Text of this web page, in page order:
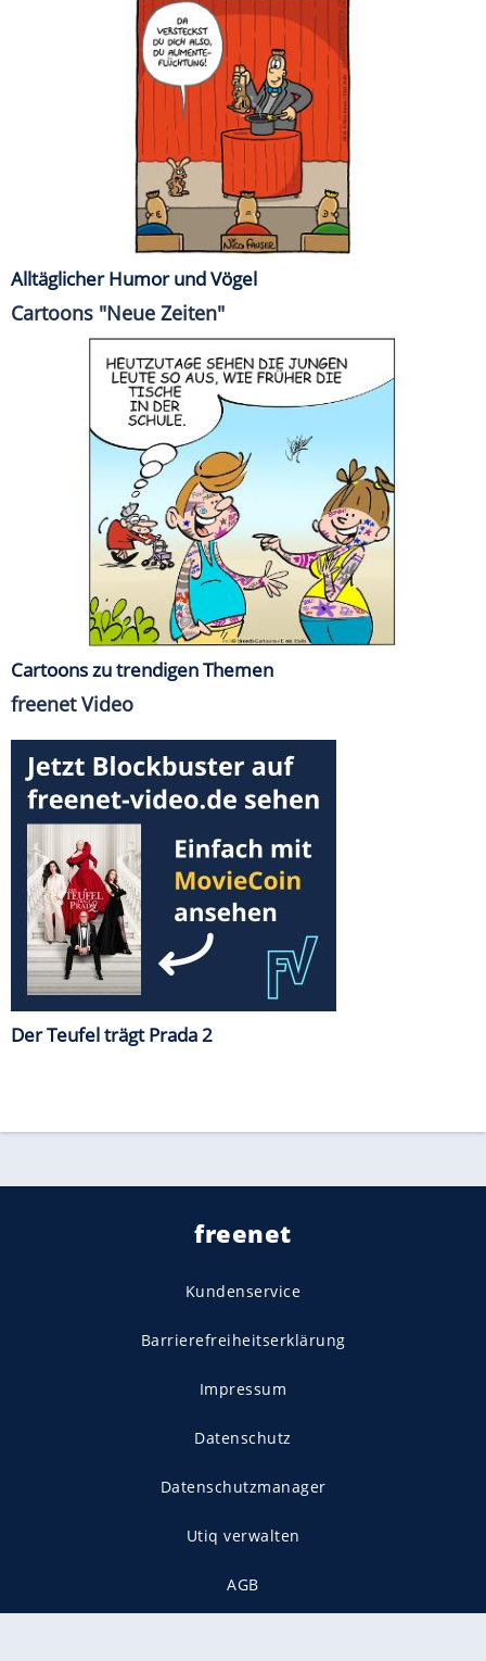
Alltäglicher Humor und Vögel
Cartoons "Neue Zeiten"
Cartoons zu trendigen Themen
freenet Video
Der Teufel trägt Prada 2
freenet
Kundenservice
Barrierefreiheitserklärung
Impressum
Datenschutz
Datenschutzmanager
Utiq verwalten
AGB